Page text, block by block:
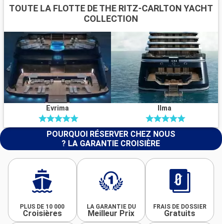
TOUTE LA FLOTTE DE THE RITZ-CARLTON YACHT
COLLECTION
Evrima Ilma
POURQUOI RÉSERVER CHEZ NOUS
? LA GARANTIE CROISIÈRE
PLUS DE 10 000
Croisières
LA GARANTIE DU
Meilleur Prix
FRAIS DE DOSSIER
Gratuits